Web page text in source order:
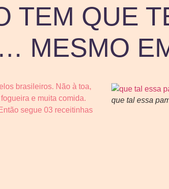
TEM QUE
MESMO
que tal essa
brasileiros. Não à toa,
e muita comida.
segue 03 receitinhas